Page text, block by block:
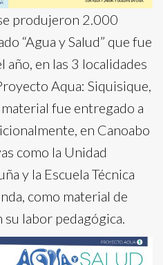
produjeron 2.000
“Agua y Salud” que fue
en las 3 localidades
Aqua: Siquisique,
fue entregado a
en Canoabo
como la Unidad
y la Escuela Técnica
como material de
su labor pedagógica.